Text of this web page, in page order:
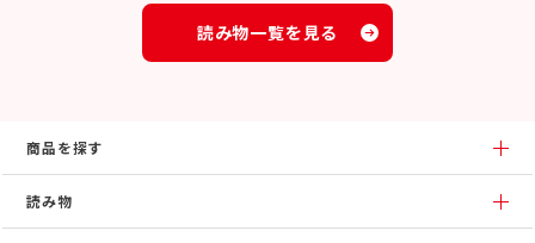
読み物一覧を見る
商品を探す
読み物